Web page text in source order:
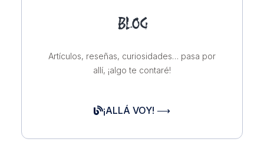
BLOG
Artículos, reseñas, curiosidades… pasa por
allí, ¡algo te contaré!
¡ALLÁ VOY! ⟶